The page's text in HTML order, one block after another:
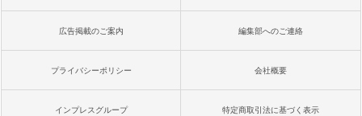
広告掲載のご案内 編集部へのご連絡
プライバシーポリシー 会社概要
インプレスグループ 特定商取引法に基づく表示